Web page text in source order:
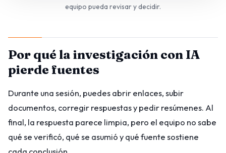
equipo pueda revisar y decidir.
Por qué la investigación con IA
pierde fuentes
Durante una sesión, puedes abrir enlaces, subir
documentos, corregir respuestas y pedir resúmenes. Al
final, la respuesta parece limpia, pero el equipo no sabe
qué se verificó, qué se asumió y qué fuente sostiene